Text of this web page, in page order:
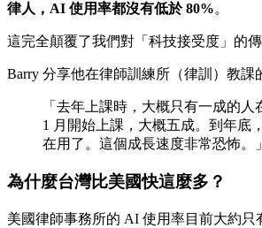
律人，AI 使用率都沒有低於 80%。
這完全顛覆了我們對「科技接受度」的傳
Barry 分享他在律師訓練所（律訓）教課
「去年上課時，大概只有一成的
1 月開始上課，大概五成。到年底
在用了。這個成長速度非常恐怖。」
為什麼台灣比美國快這麼多？
美國律師事務所的 AI 使用率目前大約只